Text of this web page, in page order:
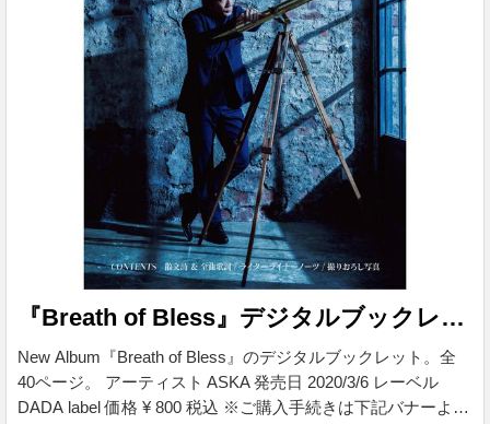
『Breath of Bless』デジタルブックレット
New Album『Breath of Bless』のデジタルブックレット。全
40ページ。 アーティスト ASKA 発売日 2020/3/6 レーベル
DADA label 価格 ¥ 800 税込 ※ご購入手続きは下記バナーより